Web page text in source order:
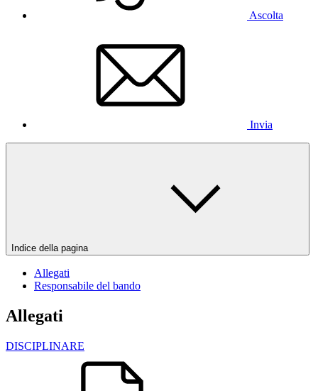
Ascolta
Invia
Indice della pagina
Allegati
Responsabile del bando
Allegati
DISCIPLINARE